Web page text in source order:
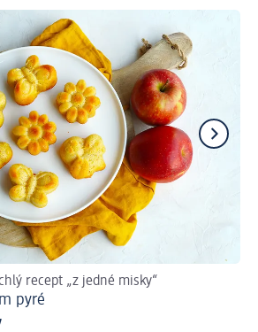
recept „z jedné misky“
pyré